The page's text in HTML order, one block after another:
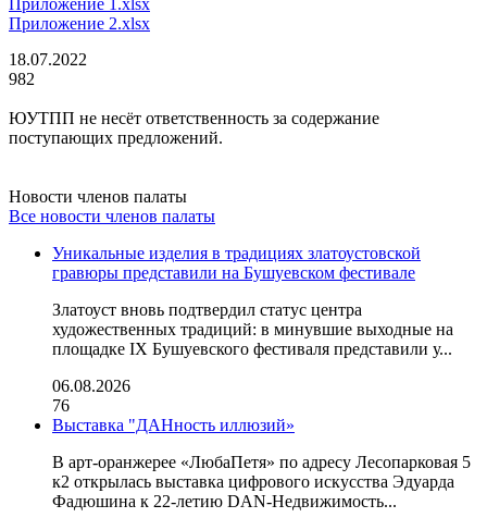
Приложение 1.xlsx
Приложение 2.xlsx
18.07.2022
982
ЮУТПП не несёт ответственность за содержание
поступающих предложений.
Новости членов палаты
Все новости членов палаты
Уникальные изделия в традициях златоустовской
гравюры представили на Бушуевском фестивале
Златоуст вновь подтвердил статус центра
художественных традиций: в минувшие выходные на
площадке IX Бушуевского фестиваля представили у...
06.08.2026
76
Выставка "ДАНность иллюзий»
В арт-оранжерее «ЛюбаПетя» по адресу Лесопарковая 5
к2 открылась выставка цифрового искусства Эдуарда
Фадюшина к 22-летию DAN-Недвижимость...